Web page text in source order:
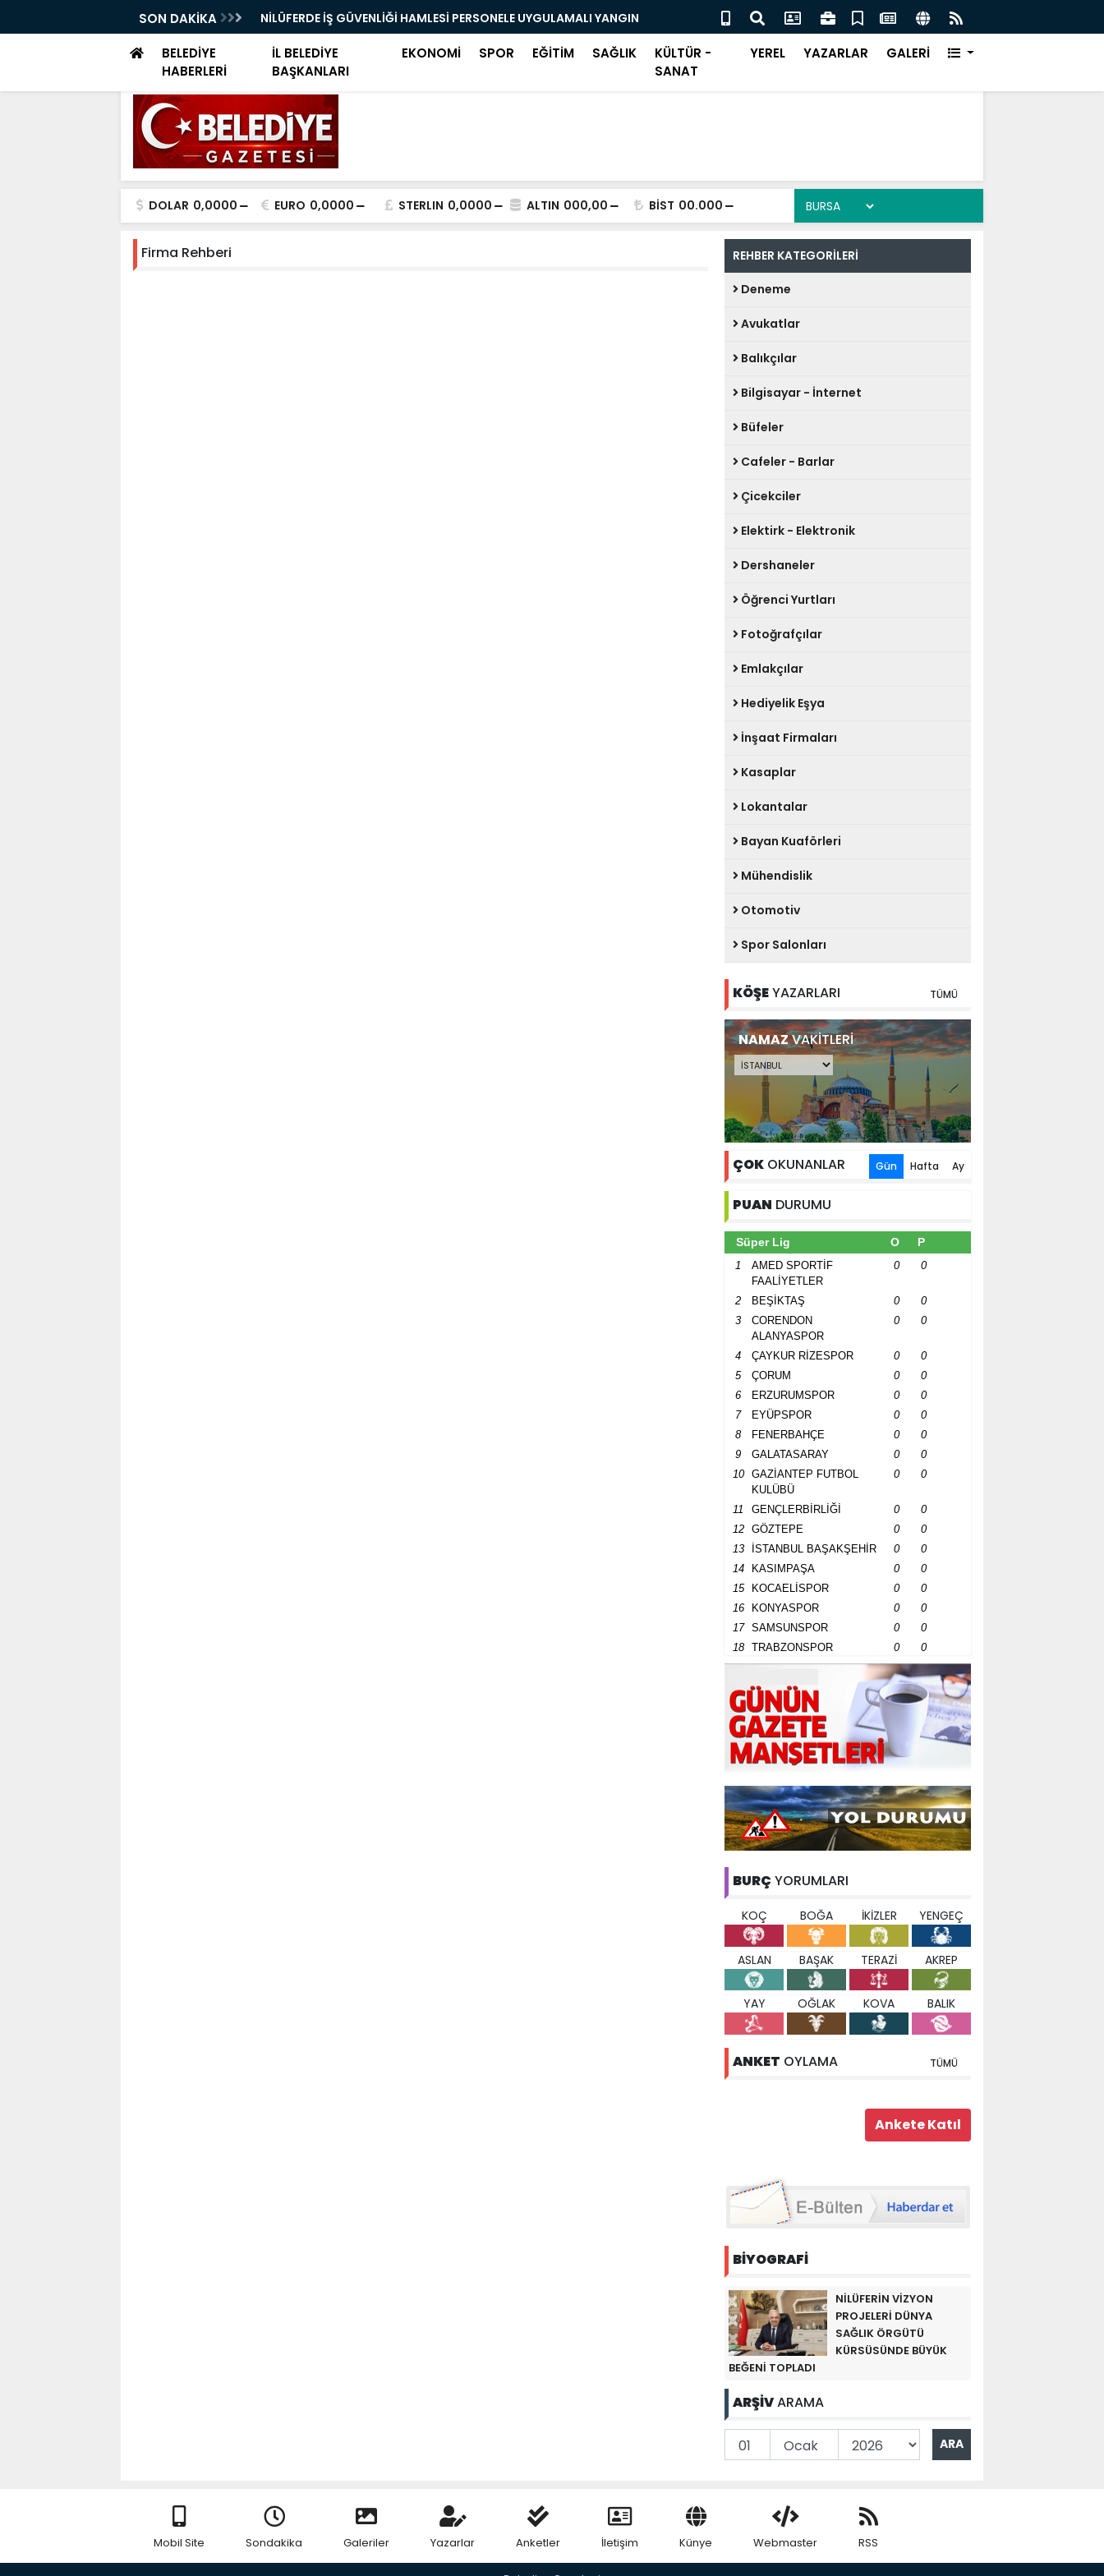
SON DAKİKA
DÜNYA SAĞLIK ÖRGÜTÜ KÜRSÜSÜNDE
NİLÜFERDE İŞ GÜVENLİĞİ HAMLESİ PERSONELE UYGULAMALI YANGIN
EĞİTİMİ
OSMANGAZİDE DEV ADIM ON DÖRT NOKTADA BÜYÜK DÖNÜŞÜM
BAŞLADI
BELEDİYE
HABERLERİ
İL BELEDİYE
BAŞKANLARI
EKONOMİ SPOR EĞİTİM SAĞLIK
KÜLTÜR -
SANAT
YEREL YAZARLAR GALERİ
DOLAR 0,0000 EURO 0,0000 STERLIN 0,0000 ALTIN 000,00 BİST 00.000
Firma Rehberi REHBER KATEGORİLERİ
Deneme
Avukatlar
Balıkçılar
Bilgisayar - İnternet
Büfeler
Cafeler - Barlar
Çicekciler
Elektirk - Elektronik
Dershaneler
Öğrenci Yurtları
Fotoğrafçılar
Emlakçılar
Hediyelik Eşya
İnşaat Firmaları
Kasaplar
Lokantalar
Bayan Kuaförleri
Mühendislik
Otomotiv
Spor Salonları
KÖŞEYAZARLARI TÜMÜ
NAMAZVAKİTLERİ
ÇOK OKUNANLAR Gün Hafta Ay
PUAN DURUMU
Süper Lig O P
1
AMED SPORTİF
FAALİYETLER
0 0
2 BEŞİKTAŞ 0
0
3
CORENDON
ALANYASPOR
0 0
4 ÇAYKUR RİZESPOR 0
0
5
ÇORUM 0
0
6
ERZURUMSPOR 0
0
7
EYÜPSPOR 0
0
8
FENERBAHÇE 0
0
9
GALATASARAY 0
0
10
GAZİANTEP FUTBOL
KULÜBÜ
0 0
11 GENÇLERBİRLİĞİ 0
0
12
GÖZTEPE 0
0
13
İSTANBUL BAŞAKŞEHİR 0
0
14
KASIMPAŞA 0
0
15
KOCAELİSPOR 0
0
16
KONYASPOR 0
0
17
SAMSUNSPOR 0
0
18
TRABZONSPOR 0 0
BURÇ YORUMLARI
KOÇ BOĞA İKİZLER YENGEÇ
ASLAN BAŞAK TERAZİ AKREP
YAY OĞLAK KOVA BALIK
ANKET OYLAMA TÜMÜ
BİYOGRAFİ
NİLÜFERİN VİZYON
PROJELERİ DÜNYA
SAĞLIK ÖRGÜTÜ
KÜRSÜSÜNDE BÜYÜK
BEĞENİ TOPLADI
ARŞİVARAMA
Mobil Site Sondakika Galeriler Yazarlar Anketler İletişim Künye Webmaster RSS